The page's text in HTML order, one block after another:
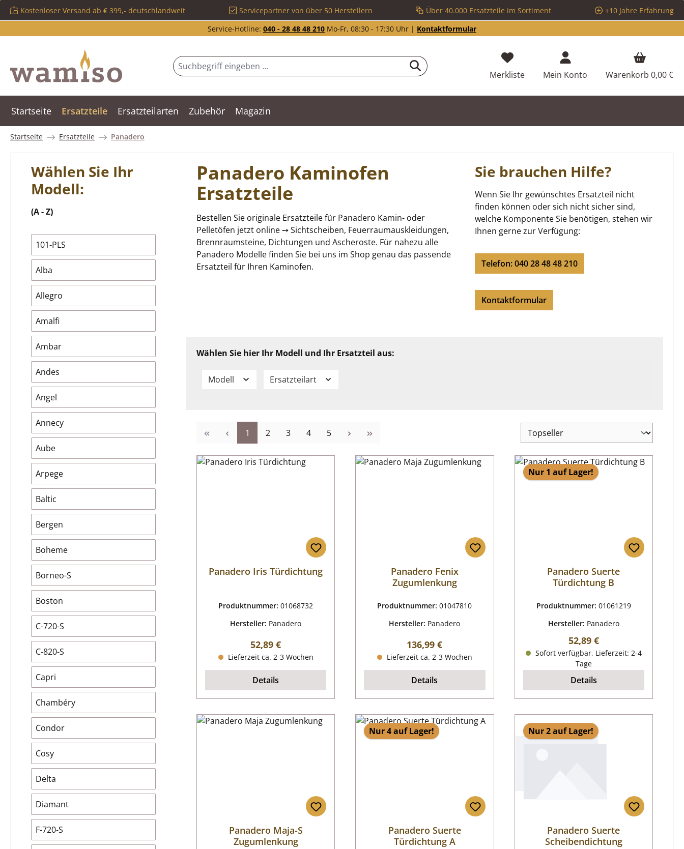
Hauptinhalt springen
Zur Suche springen
Zur Hauptnavigation springen
Kostenloser Versand ab € 399,- deutschlandweit Servicepartner von über 50 Herstellern Über 40.000 Ersatzteile im Sortiment
+10 Jahre Erfahrung
Service-Hotline: 040 - 28 48 48 210 Mo-Fr, 08:30 - 17:30 Uhr | Kontaktformular
MerklisteDu hast 0 Produkte auf dem Merkzettel
Mein Konto Warenkorb 0,00 €
Startseite Ersatzteile Ersatzteilarten Zubehör Magazin
Startseite Ersatzteile Panadero
Wählen Sie Ihr
Modell:
(A - Z)
101-PLS
Alba
Allegro
Amalfi
Ambar
Andes
Angel
Annecy
Aube
Arpege
Baltic
Bergen
Boheme
Borneo-S
Boston
C-720-S
C-820-S
Capri
Chambéry
Condor
Cosy
Delta
Diamant
F-720-S
Panadero Kaminofen
Ersatzteile
Bestellen Sie originale Ersatzteile für Panadero Kamin- oder
Pelletöfen jetzt online ➙ Sichtscheiben, Feuerraumauskleidungen,
Brennraumsteine, Dichtungen und Ascheroste. Für nahezu alle
Panadero Modelle finden Sie bei uns im Shop genau das passende
Ersatzteil für Ihren Kaminofen.
Sie brauchen Hilfe?
Wenn Sie Ihr gewünschtes Ersatzteil nicht
finden können oder sich nicht sicher sind,
welche Komponente Sie benötigen, stehen wir
Ihnen gerne zur Verfügung:
Telefon: 040 28 48 48 210
Kontaktformular
Wählen Sie hier Ihr Modell und Ihr Ersatzteil aus:
Modell Ersatzteilart
Seite
1 Seite
2 Seite
3 Seite
4 Seite
5
Panadero Iris Türdichtung
Produktnummer:01068732
Hersteller: Panadero
Regulärer Preis:
52,89 €
Lieferzeit ca. 2-3 Wochen
Details
Panadero Fenix
Zugumlenkung
Produktnummer:01047810
Hersteller: Panadero
Regulärer Preis:
136,99 €
Lieferzeit ca. 2-3 Wochen
Details
Nur 1 auf Lager!
Panadero Suerte
Türdichtung B
Produktnummer: 01061219
Hersteller: Panadero
Regulärer Preis:
52,89 €
Sofort verfügbar, Lieferzeit: 2-4
Tage
Details
Panadero Maja-S
Zugumlenkung
Nur 4 auf Lager!
Panadero Suerte
Türdichtung A
Nur 2 auf Lager!
Panadero Suerte
Scheibendichtung